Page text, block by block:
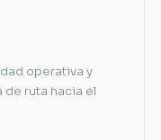
operativa y
de ruta hacia el